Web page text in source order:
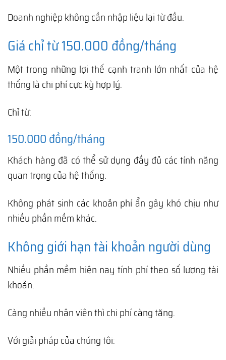
Doanh nghiệp không cần nhập liệu lại từ đầu.
Giá chỉ từ 150.000 đồng/tháng
Một trong những lợi thế cạnh tranh lớn nhất của hệ
thống là chi phí cực kỳ hợp lý.
Chỉ từ:
150.000 đồng/tháng
Khách hàng đã có thể sử dụng đầy đủ các tính năng
quan trọng của hệ thống.
Không phát sinh các khoản phí ẩn gây khó chịu như
nhiều phần mềm khác.
Không giới hạn tài khoản người dùng
Nhiều phần mềm hiện nay tính phí theo số lượng tài
khoản.
Càng nhiều nhân viên thì chi phí càng tăng.
Với giải pháp của chúng tôi: